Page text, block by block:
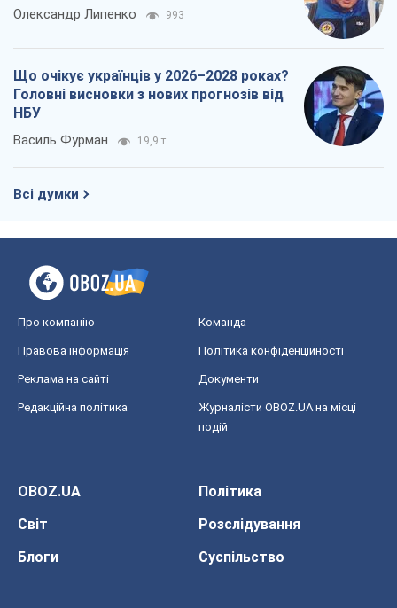
Олександр Липенко 993
Що очікує українців у 2026–2028 роках?
Головні висновки з нових прогнозів від
НБУ
Василь Фурман 19,9 т.
Всі думки
Про компанію Команда
Правова інформація Політика конфіденційності
Реклама на сайті Документи
Редакційна політика
Журналісти OBOZ.UA на місці
подій
OBOZ.UA
Політика
Світ
Розслідування
Блоги
Суспільство